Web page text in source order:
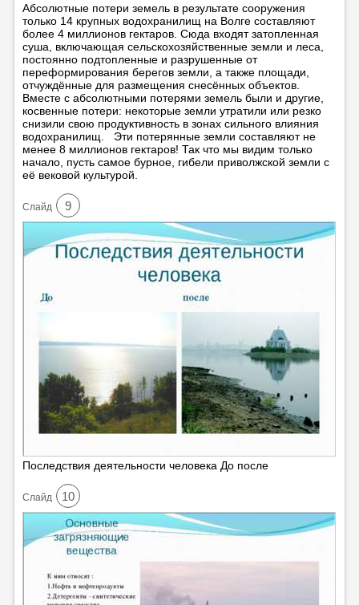
Абсолютные потери земель в результате сооружения
только 14 крупных водохранилищ на Волге составляют
более 4 миллионов гектаров. Сюда входят затопленная
суша, включающая сельскохозяйственные земли и леса,
постоянно подтопленные и разрушенные от
переформирования берегов земли, а также площади,
отчуждённые для размещения снесённых объектов.
Вместе с абсолютными потерями земель были и другие,
косвенные потери: некоторые земли утратили или резко
снизили свою продуктивность в зонах сильного влияния
водохранилищ. Эти потерянные земли составляют не
менее 8 миллионов гектаров! Так что мы видим только
начало, пусть самое бурное, гибели приволжской земли с
её вековой культурой.
Cлайд 9
Последствия деятельности человека До после
Cлайд 10